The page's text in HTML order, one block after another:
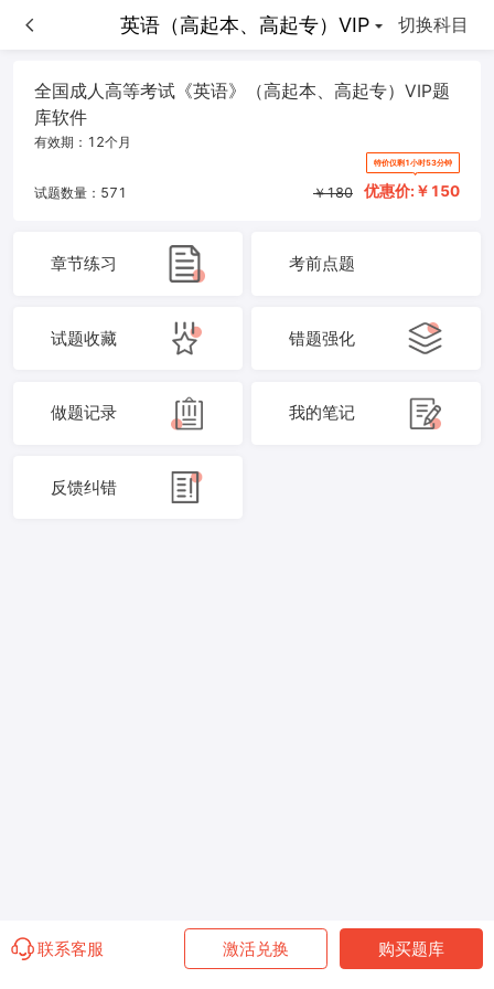
英语（高起本、高起专）VIP 切换科目
英语（高起本、高起专）VIP
全国成人高等考试《英语》（高起本、高起专）VIP题
库软件
有效期： 12个月
试题数量： 571 ￥180
特价仅剩1小时53分钟
优惠价:￥ 150
章节练习 考前点题
试题收藏 错题强化
做题记录 我的笔记
反馈纠错
联系客服 激活兑换 购买题库